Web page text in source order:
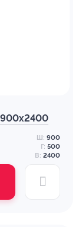
Ш: 900
Г: 500
В: 2400